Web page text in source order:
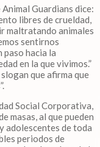
Guardians dice:
libres de crueldad,
maltratando animales
sentirnos
hacia la
en la que vivimos.”
que afirma que
Social Corporativa,
masas, al que pueden
adolescentes de toda
periodos de